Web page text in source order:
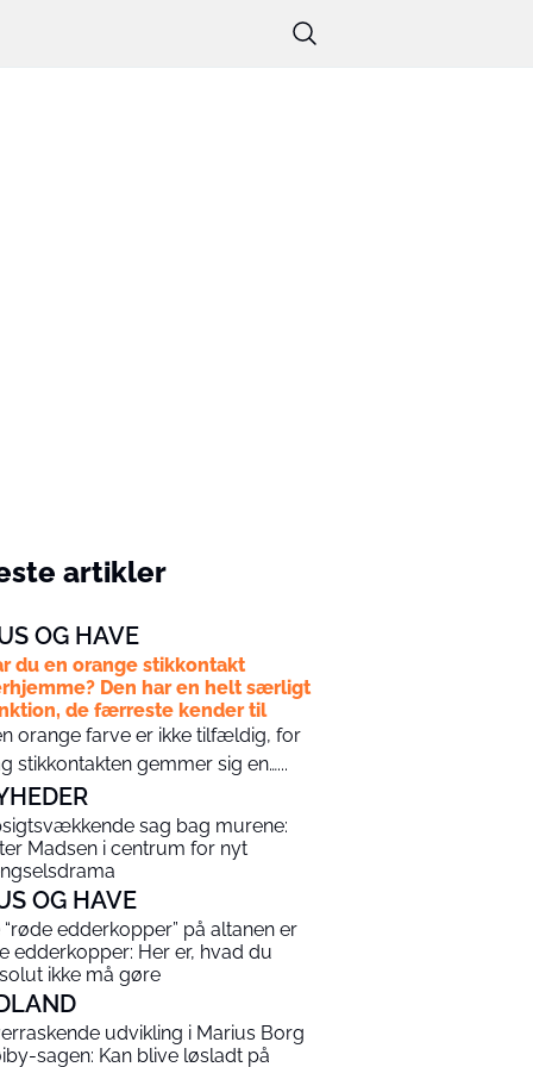
artikler
OG HAVE
du en orange stikkontakt
Den har en helt særligt
de færreste kender til
orange farve er ikke tilfældig, for
stikkontakten gemmer sig en…...
sag bag murene:
Madsen i centrum for nyt
OG HAVE
“røde edderkopper” på altanen er
edderkopper: Her er, hvad du
ikke må gøre
udvikling i Marius Borg
sagen: Kan blive løsladt på